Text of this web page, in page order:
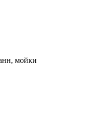
мойки